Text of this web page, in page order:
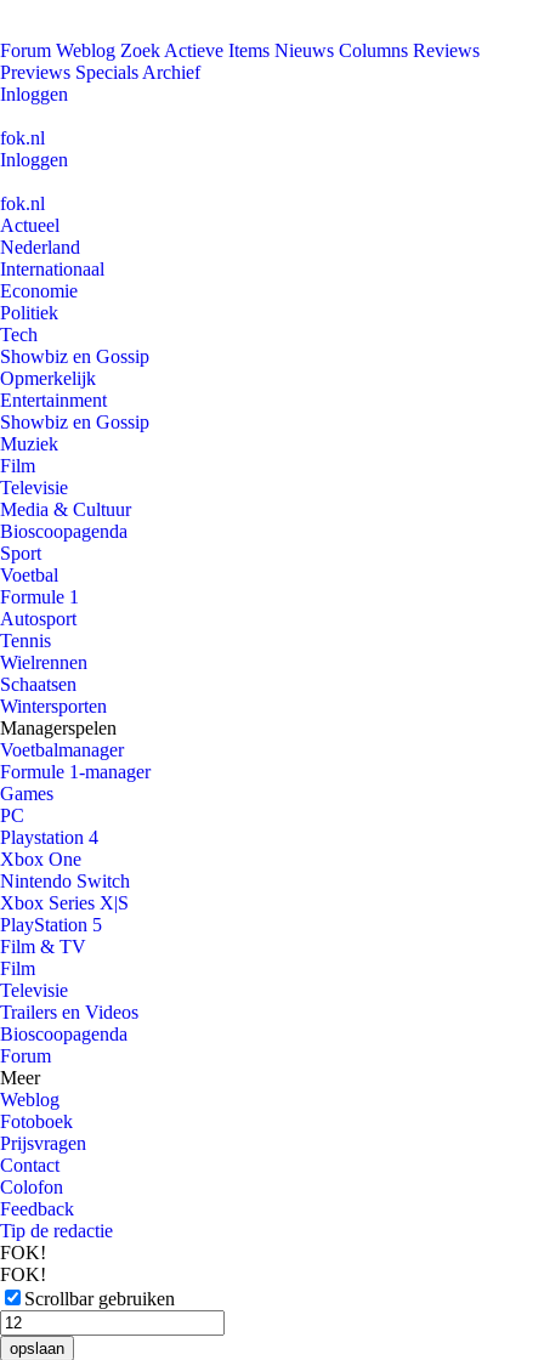
Forum Weblog Zoek Actieve Items Nieuws Columns Reviews
Previews Specials Archief
Inloggen
fok.nl
Inloggen
fok.nl
Actueel
Nederland
Internationaal
Economie
Politiek
Tech
Showbiz en Gossip
Opmerkelijk
Entertainment
Showbiz en Gossip
Muziek
Film
Televisie
Media & Cultuur
Bioscoopagenda
Sport
Voetbal
Formule 1
Autosport
Tennis
Wielrennen
Schaatsen
Wintersporten
Managerspelen
Voetbalmanager
Formule 1-manager
Games
PC
Playstation 4
Xbox One
Nintendo Switch
Xbox Series X|S
PlayStation 5
Film & TV
Film
Televisie
Trailers en Videos
Bioscoopagenda
Forum
Meer
Weblog
Fotoboek
Prijsvragen
Contact
Colofon
Feedback
Tip de redactie
FOK!
FOK!
Scrollbar gebruiken
opslaan